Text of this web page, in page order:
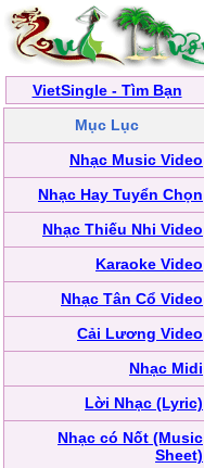
VietSingle - Tìm Bạn
Mục Lục
Nhạc Music Video
Nhạc Hay Tuyển Chọn
Nhạc Thiếu Nhi Video
Karaoke Video
Nhạc Tân Cổ Video
Cải Lương Video
Nhạc Midi
Lời Nhạc (Lyric)
Nhạc có Nốt (Music
Sheet)